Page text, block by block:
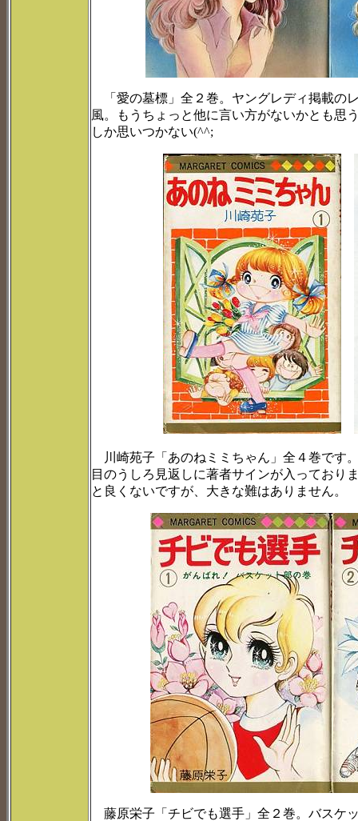
「愛の墓標」全２巻。ヤングレディ掲載の
風。もうちょっと他に言い方がないかとも思
しか思いつかない(^^;
川崎苑子「あのねミミちゃん」全４巻です
目のうしろ見返しに著者サインが入っており
と良くないですが、大きな難はありません。
藤原栄子「チビでも選手」全２巻。バスケ